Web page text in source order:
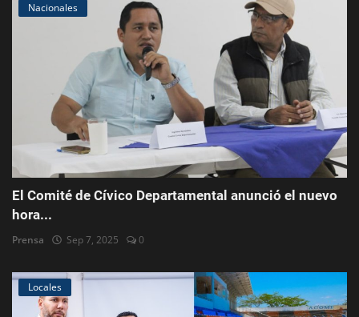
Nacionales
El Comité de Cívico Departamental anunció el nuevo
hora...
Prensa Sep 7, 2025 0
Locales